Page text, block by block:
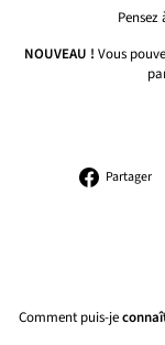
Pensez
NOUVEAU ! Vous
Partager
Comment puis-je